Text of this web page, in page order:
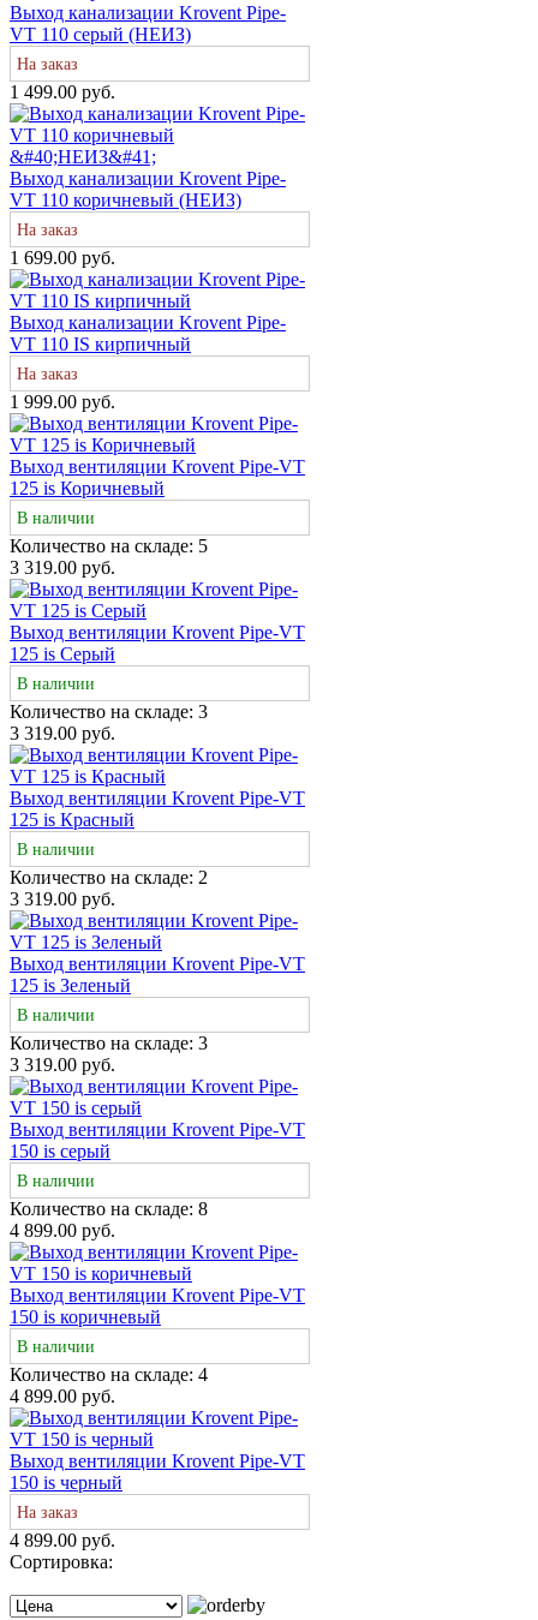
Выход канализации Krovent Pipe-
VT 110 серый (НЕИЗ)
На заказ
1 499.00 руб.
Выход канализации Krovent Pipe-
VT 110 коричневый (НЕИЗ)
На заказ
1 699.00 руб.
Выход канализации Krovent Pipe-
VT 110 IS кирпичный
На заказ
1 999.00 руб.
Выход вентиляции Krovent Pipe-VT
125 is Коричневый
В наличии
Количество на складе: 5
3 319.00 руб.
Выход вентиляции Krovent Pipe-VT
125 is Серый
В наличии
Количество на складе: 3
3 319.00 руб.
Выход вентиляции Krovent Pipe-VT
125 is Красный
В наличии
Количество на складе: 2
3 319.00 руб.
Выход вентиляции Krovent Pipe-VT
125 is Зеленый
В наличии
Количество на складе: 3
3 319.00 руб.
Выход вентиляции Krovent Pipe-VT
150 is серый
В наличии
Количество на складе: 8
4 899.00 руб.
Выход вентиляции Krovent Pipe-VT
150 is коричневый
В наличии
Количество на складе: 4
4 899.00 руб.
Выход вентиляции Krovent Pipe-VT
150 is черный
На заказ
4 899.00 руб.
Сортировка: